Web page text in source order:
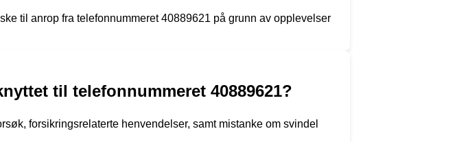
til anrop fra telefonnummeret 40889621 på grunn av opplevelser
til telefonnummeret 40889621?
forsikringsrelaterte henvendelser, samt mistanke om svindel